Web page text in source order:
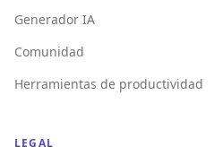
Generador IA
Comunidad
Herramientas de productividad
LEGAL